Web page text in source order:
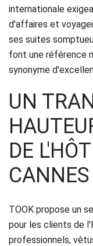
de
chauffeur
Transferts
Aéroports
Solutions
d'affaires
Contact
CGV
Politique
internationale
d'affaires et
ses suites
font une référence
synonyme
UN
DE
CANNES
TOOK propose un
pour les clients de
professionnels,